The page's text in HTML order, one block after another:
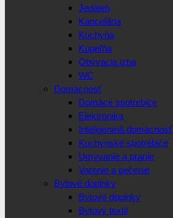
Jedáleň
Kancelária
Kuchyňa
Kúpeľňa
Obývacia izba
WC
Domácnosť
Domáce spotrebiče
Elektronika
Inteligentná domácnosť
Kuchynské spotrebiče
Umývanie a pranie
Varenie a pečenie
Bytové doplnky
Bytové doplnky
Bytový textil